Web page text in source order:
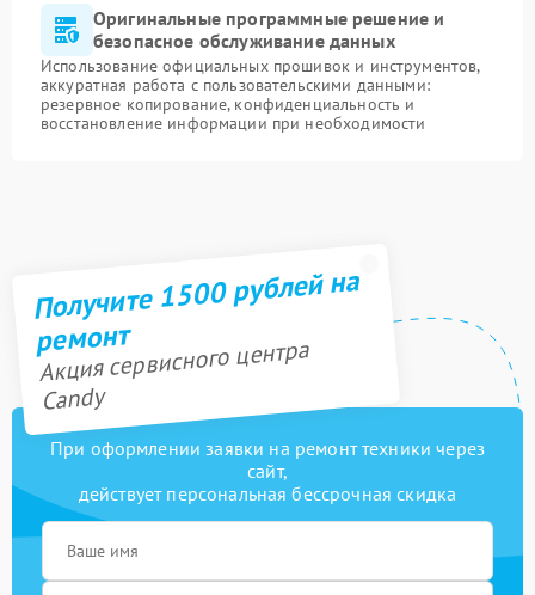
Оригинальные программные решение и
безопасное обслуживание данных
Использование официальных прошивок и инструментов,
аккуратная работа с пользовательскими данными:
резервное копирование, конфиденциальность и
восстановление информации при необходимости
Получите 1500 рублей на
ремонт
Акция сервисного центра
Candy
При оформлении заявки на ремонт техники через
сайт,
действует персональная бессрочная скидка